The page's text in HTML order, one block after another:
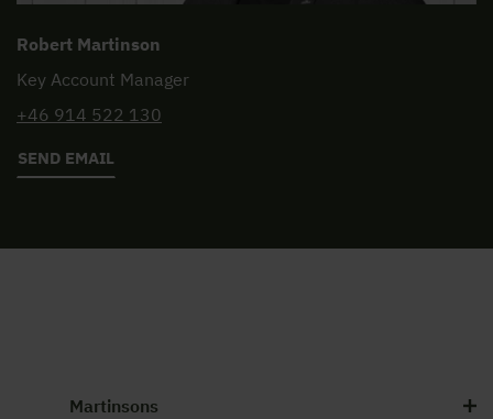
Robert Martinson
Key Account Manager
+46 914 522 130
SEND EMAIL
Martinsons